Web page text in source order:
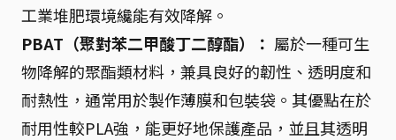
工業堆肥環境纔能有效降解。
PBAT（聚對苯二甲酸丁二醇酯）： 屬於一種可生
物降解的聚酯類材料，兼具良好的韌性、透明度和
耐熱性，通常用於製作薄膜和包裝袋。其優點在於
耐用性較PLA強，能更好地保護產品，並且其透明